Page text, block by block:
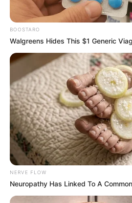
11:40 / 06 Avqust 2026
Cənubi Qafqazda
açılması İran üçün
edir? —ŞƏRH
77
BOOSTARO
Walgreens Hides This $1 Generic
NERVE FLOW
Neuropathy Has Linked To A